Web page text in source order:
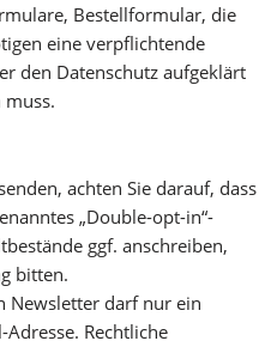
Bestellformular, die
eine verpflichtende
den Datenschutz aufgeklärt
achten Sie darauf, dass
„Double-opt-in“-
ggf. anschreiben,
bitten.
Newsletter darf nur ein
Rechtliche